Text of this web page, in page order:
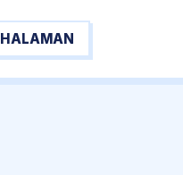
HALAMAN